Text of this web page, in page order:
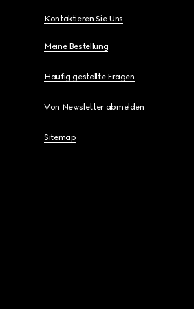
Kontaktieren Sie Uns
Meine Bestellung
Häufig gestellte Fragen
Von Newsletter abmelden
Sitemap